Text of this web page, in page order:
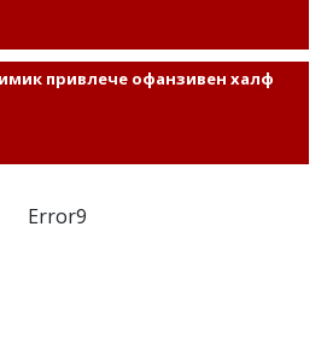
привлече офанзивен халф
Error9